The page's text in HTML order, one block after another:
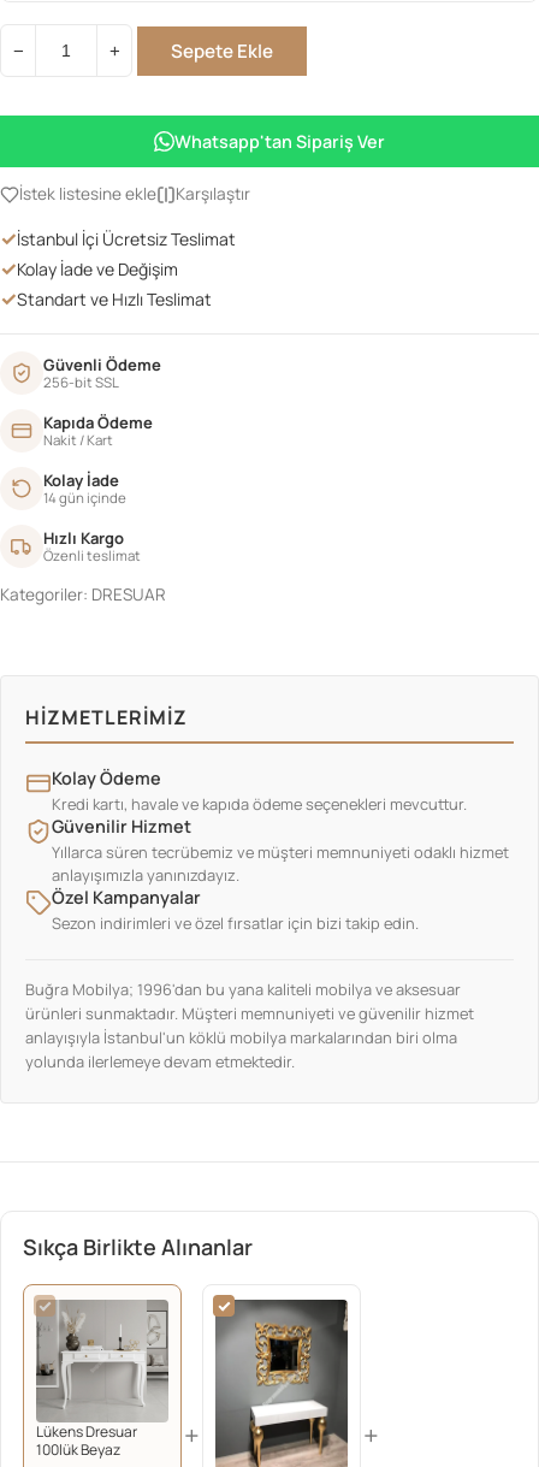
−
Lükens
100lük
adet
+ Sepete Ekle
Whatsapp'tan Sipariş Ver
İstek listesine ekle Karşılaştır
✓İstanbul İçi Ücretsiz Teslimat
✓Kolay İade ve Değişim
✓Standart ve Hızlı Teslimat
Güvenli Ödeme
256-bit SSL
Kapıda Ödeme
Nakit / Kart
Kolay İade
14 gün içinde
Hızlı Kargo
Özenli teslimat
Kategoriler: DRESUAR
HIZMETLERIMIZ
Kolay Ödeme
Kredi kartı, havale ve kapıda ödeme seçenekleri mevcuttur.
Güvenilir Hizmet
Yıllarca süren tecrübemiz ve müşteri memnuniyeti odaklı hizmet
anlayışımızla yanınızdayız.
Özel Kampanyalar
Sezon indirimleri ve özel fırsatlar için bizi takip edin.
Buğra Mobilya; 1996'dan bu yana kaliteli mobilya ve aksesuar
ürünleri sunmaktadır. Müşteri memnuniyeti ve güvenilir hizmet
anlayışıyla İstanbul'un köklü mobilya markalarından biri olma
yolunda ilerlemeye devam etmektedir.
Sıkça Birlikte Alınanlar
Lükens Dresuar
100lük Beyaz
+ +